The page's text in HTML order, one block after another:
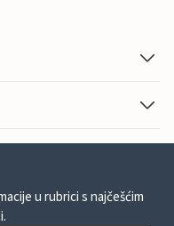
u rubrici s najčešćim